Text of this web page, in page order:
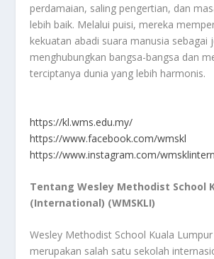
perdamaian, saling pengertian, dan
lebih baik. Melalui puisi, mereka
kekuatan abadi suara manusia sebagai
menghubungkan bangsa-bangsa dan
terciptanya dunia yang lebih harmonis.
https://kl.wms.edu.my/
https://www.facebook.com/wmskl
https://www.instagram.com/
Tentang Wesley Methodist School
(International) (WMSKLI)
Wesley Methodist School Kuala
merupakan salah satu sekolah